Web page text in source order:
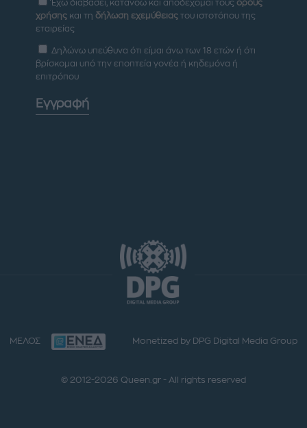
Έχω διαβάσει, κατανοώ και αποδέχομαι τους όρους
χρήσης και τη δήλωση εχεμύθειας του ιστοτόπου της
εταιρείας
Δηλώνω υπεύθυνα ότι είμαι άνω των 18 ετών ή ότι
βρίσκομαι υπό την εποπτεία γονέα ή κηδεμόνα ή
επιτρόπου
Εγγραφή
ΜΕΛΟΣ Monetized by DPG Digital Media Group
© 2012-2026 Queen.gr - All rights reserved